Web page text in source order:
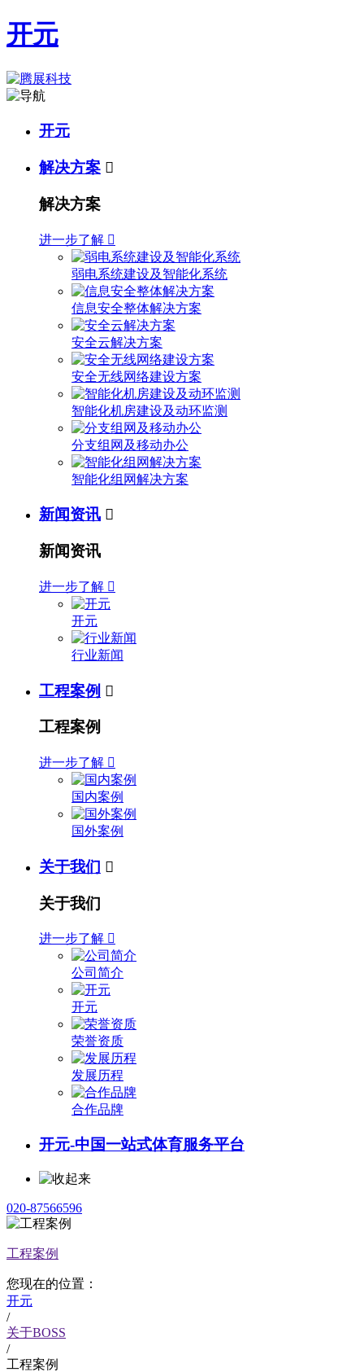
开元
开元
解决方案 
解决方案
进一步了解 
弱电系统建设及智能化系统
信息安全整体解决方案
安全云解决方案
安全无线网络建设方案
智能化机房建设及动环监测
分支组网及移动办公
智能化组网解决方案
新闻资讯 
新闻资讯
进一步了解 
开元
行业新闻
工程案例 
工程案例
进一步了解 
国内案例
国外案例
关于我们 
关于我们
进一步了解 
公司简介
开元
荣誉资质
发展历程
合作品牌
开元-中国一站式体育服务平台
020-87566596
工程案例
您现在的位置：
开元
/
关于BOSS
/
工程案例